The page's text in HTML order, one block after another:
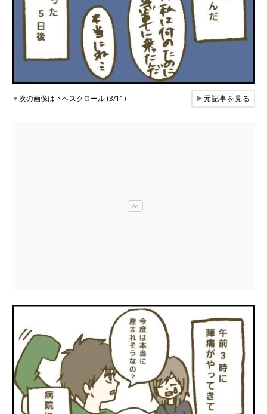
▼次の画像は下へスクロール (3/11) ▶元記事を見る